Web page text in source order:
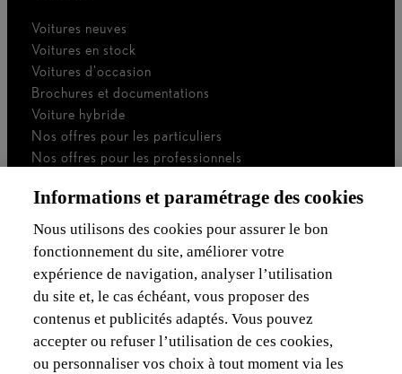
Voitures neuves
Voitures en stock
Voitures d'occasion
Brochures et documentations
Voiture hybride
Nos offres pour les particuliers
Nos offres pour les professionnels
Je suis indépendant
Je suis gestionnaire de flotte
Assurances & Financement
Découvrez Lexus
Mentions Légales
Informations et paramétrage des cookies
Nous utilisons des cookies pour assurer le bon
fonctionnement du site, améliorer votre
expérience de navigation, analyser l’utilisation
du site et, le cas échéant, vous proposer des
contenus et publicités adaptés. Vous pouvez
accepter ou refuser l’utilisation de ces cookies,
ou personnaliser vos choix à tout moment via les